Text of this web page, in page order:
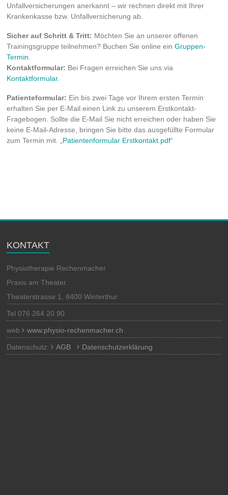
Unfallversicherungen anerkannt – wir rechnen direkt mit Ihrer
Krankenkasse bzw. Unfallversicherung ab.
Sicher auf Schritt & Tritt: Möchten Sie an unserer offenen
Trainingsgruppe teilnehmen? Buchen Sie online einGruppen-
Termin.
Kontaktformular: Bei Fragen erreichen Sie uns via
Kontaktformular.
Patienteformular: Ein bis zwei Tage vor Ihrem ersten Termin
erhalten Sie per E-Mail einen Link zu unserem Erstkontakt-
Fragebogen. Sollte die E-Mail Sie nicht erreichen oder haben Sie
keine E-Mail-Adresse, bringen Sie bitte das ausgefüllte Formular
zum Termin mit. „Patientenformular Erstkontakt.pdf“
KONTAKT
Physiotherapie Rechenmacher
Praxis am Theater
Theaterstrasse 1, 8400 Winterthur
Tel 076 264 20 90
web www.physio-rechenmacher.ch
Datenschutz: AGB Datenschutzerklärung